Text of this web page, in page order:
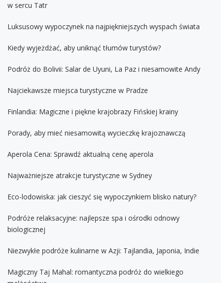
w sercu Tatr
Luksusowy wypoczynek na najpiękniejszych wyspach świata
Kiedy wyjeżdżać, aby uniknąć tłumów turystów?
Podróż do Bolivii: Salar de Uyuni, La Paz i niesamowite Andy
Najciekawsze miejsca turystyczne w Pradze
Finlandia: Magiczne i piękne krajobrazy Fińskiej krainy
Porady, aby mieć niesamowitą wycieczkę krajoznawczą
Aperola Cena: Sprawdź aktualną cenę aperola
Najważniejsze atrakcje turystyczne w Sydney
Eco-lodowiska: jak cieszyć się wypoczynkiem blisko natury?
Podróże relaksacyjne: najlepsze spa i ośrodki odnowy
biologicznej
Niezwykłe podróże kulinarne w Azji: Tajlandia, Japonia, Indie
Magiczny Taj Mahal: romantyczna podróż do wielkiego